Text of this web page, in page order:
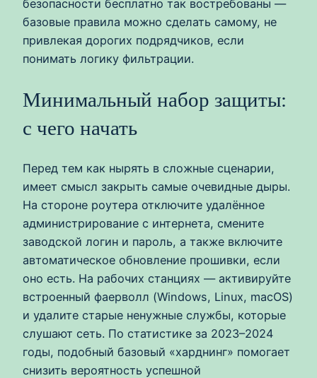
безопасности бесплатно так востребованы —
базовые правила можно сделать самому, не
привлекая дорогих подрядчиков, если
понимать логику фильтрации.
Минимальный набор защиты:
с чего начать
Перед тем как нырять в сложные сценарии,
имеет смысл закрыть самые очевидные дыры.
На стороне роутера отключите удалённое
администрирование с интернета, смените
заводской логин и пароль, а также включите
автоматическое обновление прошивки, если
оно есть. На рабочих станциях — активируйте
встроенный фаерволл (Windows, Linux, macOS)
и удалите старые ненужные службы, которые
слушают сеть. По статистике за 2023–2024
годы, подобный базовый «харднинг» помогает
снизить вероятность успешной